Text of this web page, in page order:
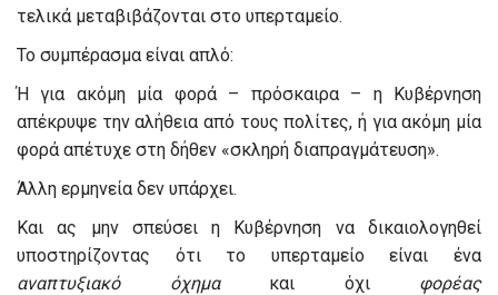
τελικά μεταβιβάζονται στο υπερταμείο.
Το συμπέρασμα είναι απλό:
Ή για ακόμη μία φορά – πρόσκαιρα – η Κυβέρνηση
απέκρυψε την αλήθεια από τους πολίτες, ή για ακόμη μία
φορά απέτυχε στη δήθεν «σκληρή διαπραγμάτευση».
Άλλη ερμηνεία δεν υπάρχει.
Και ας μην σπεύσει η Κυβέρνηση να δικαιολογηθεί
υποστηρίζοντας ότι το υπερταμείο είναι ένα
αναπτυξιακό όχημακαι όχι φορέας